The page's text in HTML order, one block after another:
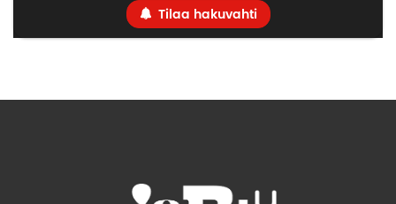
Tilaa hakuvahti